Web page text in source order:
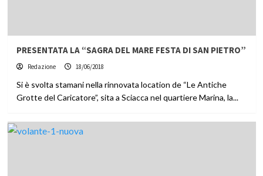
PRESENTATA LA “SAGRA DEL MARE FESTA DI SAN PIETRO”
Redazione 18/06/2018
Si è svolta stamani nella rinnovata location de “Le Antiche
Grotte del Caricatore”, sita a Sciacca nel quartiere Marina, la...